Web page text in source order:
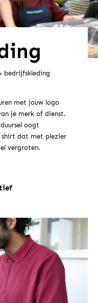
bedrijfskleding
met jouw logo
je merk of dienst.
oogt
shirt dat met plezier
vergroten.
15 jaar ervaring